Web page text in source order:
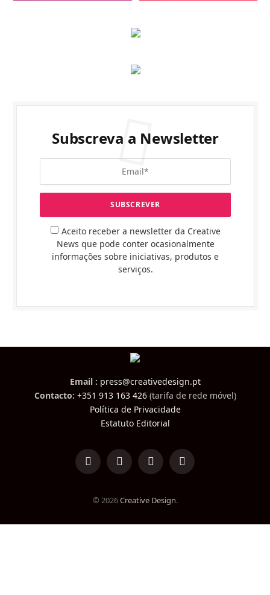
Subscreva a Newsletter
Aceito receber a newsletter da Creative
News que pode conter ocasionalmente
informações sobre iniciativas, produtos e
serviços.
Email : press@creativedesign.pt
Contacto: +351 913 163 426(tarifa de rede móvel)
Política de Privacidade
Estatuto Editorial
LinkedInFacebookInstagramTikTok
© 2026Creative Design.